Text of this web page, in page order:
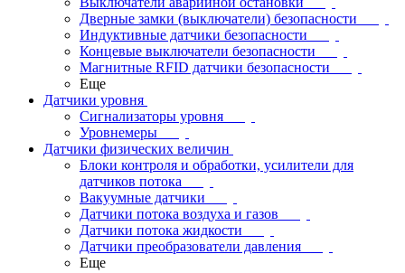
Дверные замки (выключатели) безопасности
Индуктивные датчики безопасности
Концевые выключатели безопасности
Магнитные RFID датчики безопасности
Еще
Датчики уровня
Сигнализаторы уровня
Уровнемеры
Датчики физических величин
Блоки контроля и обработки, усилители для
датчиков потока
Вакуумные датчики
Датчики потока воздуха и газов
Датчики потока жидкости
Датчики преобразователи давления
Еще